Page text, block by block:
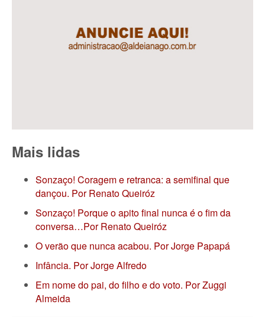
Mais lidas
Sonzaço! Coragem e retranca: a semifinal que
dançou. Por Renato Queiróz
Sonzaço! Porque o apito final nunca é o fim da
conversa…Por Renato Queiróz
O verão que nunca acabou. Por Jorge Papapá
Infância. Por Jorge Alfredo
Em nome do pai, do filho e do voto. Por Zuggi
Almeida